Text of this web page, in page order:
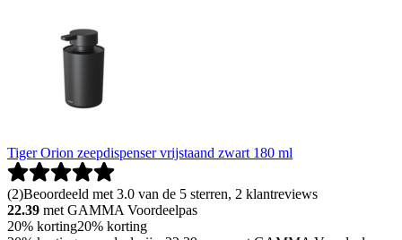
Tiger Orion zeepdispenser vrijstaand zwart 180 ml
(2)Beoordeeld met 3.0 van de 5 sterren, 2 klantreviews
22.39 met GAMMA Voordeelpas
20% korting20% korting